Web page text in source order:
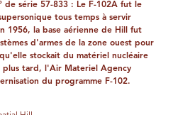
de série 57-833 : Le F-102A fut le
tous temps à servir
1956, la base aérienne de Hill fut
d'armes de la zone ouest pour
stockait du matériel nucléaire
plus tard, l'Air Materiel Agency
du programme F-102.